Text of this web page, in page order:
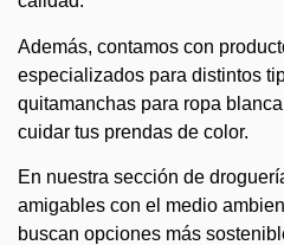
Además, contamos con
especializados para distintos
quitamanchas para ropa
cuidar tus prendas de color.
En nuestra sección de
amigables con el medio
buscan opciones más